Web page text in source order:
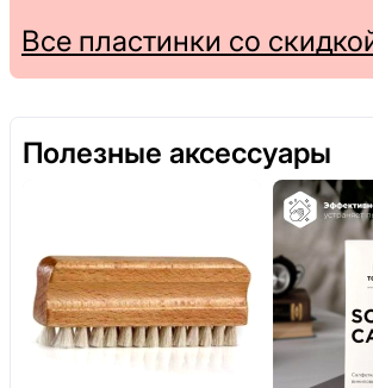
Все пластинки со
Полезные аксессуары